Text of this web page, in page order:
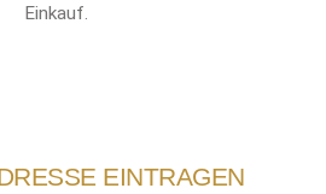
Einkauf.
EINTRAGEN